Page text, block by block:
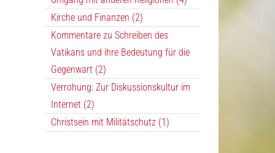
Kirche und Finanzen (2)
Kommentare zu Schreiben des
Vatikans und ihre Bedeutung für die
Gegenwart (2)
Verrohung: Zur Diskussionskultur im
Internet (2)
Christsein mit Militätschutz (1)